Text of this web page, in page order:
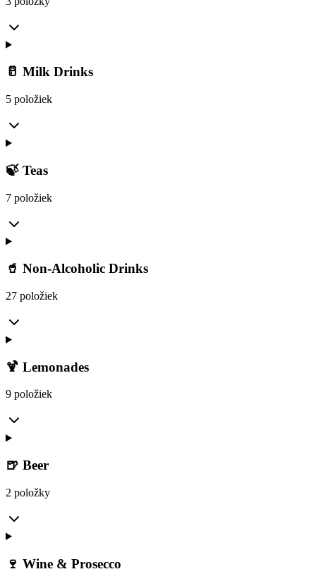
🥛 Milk Drinks
5 položiek
🍃 Teas
7 položiek
🥤 Non-Alcoholic Drinks
27 položiek
🍹 Lemonades
9 položiek
🍺 Beer
2 položky
🍷 Wine & Prosecco